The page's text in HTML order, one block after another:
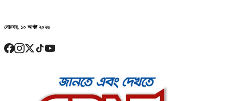
সোমবার, ১০ আগষ্ট ২০২৬